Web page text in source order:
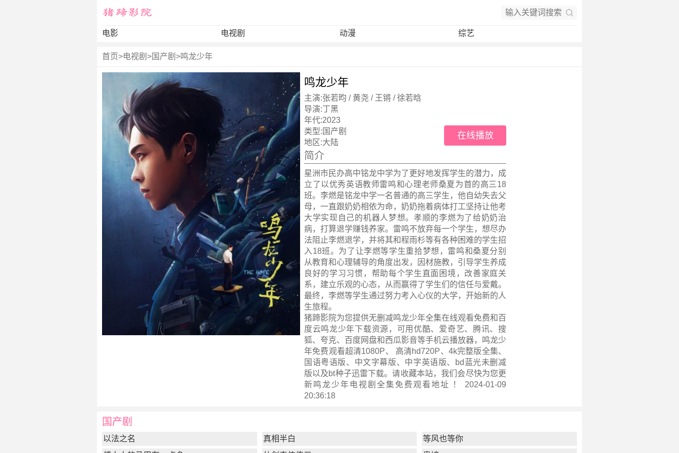
电影 电视剧 动漫 综艺
首页>电视剧 >国产剧 >鸣龙少年
鸣龙少年
主演:张若昀 / 黄尧 / 王锵 / 徐若晗
导演:丁黑
年代:2023
类型: 国产剧
地区:大陆
在线播放
简介
星洲市民办高中铭龙中学为了更好地发挥学生的潜力，成
立了以优秀英语教师雷鸣和心理老师桑夏为首的高三18
班。李燃是铭龙中学一名普通的高三学生，他自幼失去父
母，一直跟奶奶相依为命，奶奶拖着病体打工坚持让他考
大学实现自己的机器人梦想。孝顺的李燃为了给奶奶治
病，打算退学赚钱养家。雷鸣不放弃每一个学生，想尽办
法阻止李燃退学，并将其和程雨杉等有各种困难的学生招
入18班。为了让李燃等学生重拾梦想，雷鸣和桑夏分别
从教育和心理辅导的角度出发，因材施教，引导学生养成
良好的学习习惯，帮助每个学生直面困境，改善家庭关
系，建立乐观的心态，从而赢得了学生们的信任与爱戴。
最终，李燃等学生通过努力考入心仪的大学，开始新的人
生旅程。
猪蹄影院为您提供无删减鸣龙少年全集在线观看免费和百
度云鸣龙少年下载资源，可用优酷、爱奇艺、腾讯、搜
狐、夸克、百度网盘和西瓜影音等手机云播放器，鸣龙少
年免费观看超清1080P、 高清hd720P、4k完整版全集、
国语粤语版、中文字幕版、中字英语版、bd蓝光未删减
版以及bt种子迅雷下载。请收藏本站，我们会尽快为您更
新 鸣龙少年电视剧全集 免费观看地址 ！ 2024-01-09
20:36:18
国产剧
以法之名 真相半白
等风也等你